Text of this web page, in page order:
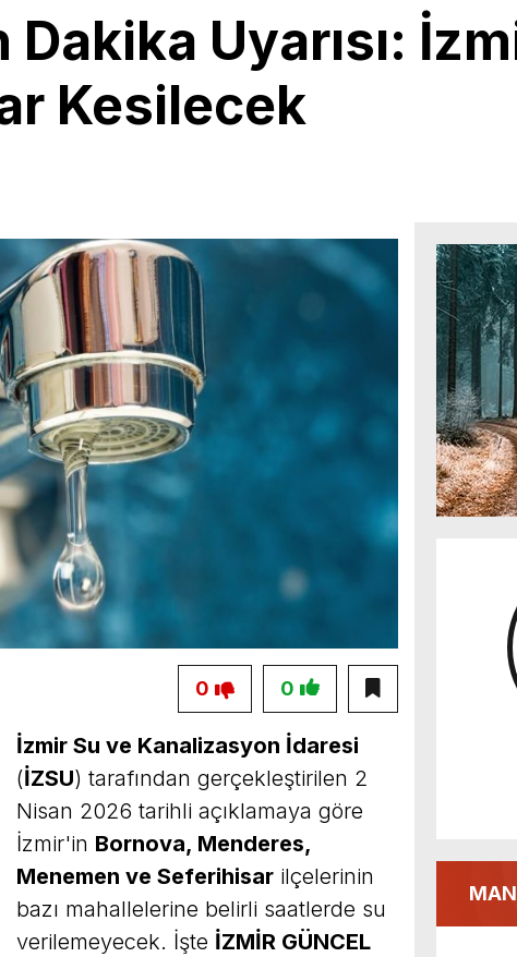
Dakika Uyarısı:
Kesilecek
0
0
İzmir Su ve Kanalizasyon İdaresi
(İZSU) tarafından gerçekleştirilen 2
Nisan 2026 tarihli açıklamaya göre
İzmir'in Bornova, Menderes,
Menemen ve Seferihisar ilçelerinin
bazı mahallelerine belirli saatlerde su
verilemeyecek. İşte İZMİR GÜNCEL